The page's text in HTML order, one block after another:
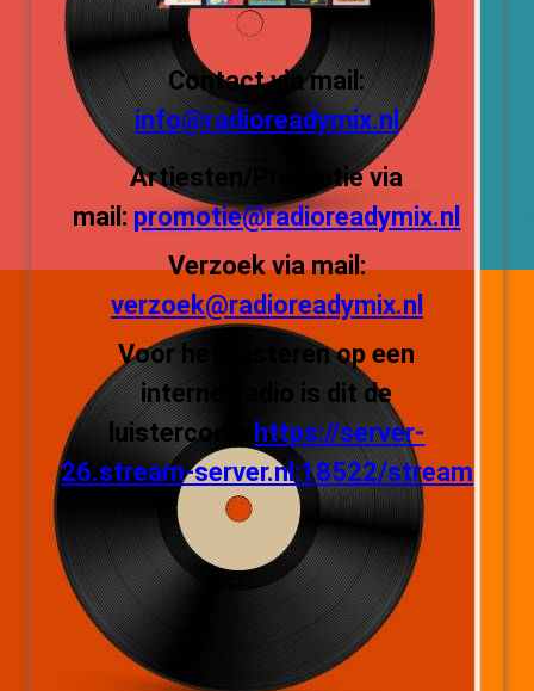
Contact via mail:
info@radioreadymix.nl
Artiesten/Promotie via
mail: promotie@radioreadymix.nl
Verzoek via mail:
verzoek@radioreadymix.nl
Voor het luisteren op een
internetradio is dit de
luistercode:
https://server-
26.stream-server.nl:18522/stream